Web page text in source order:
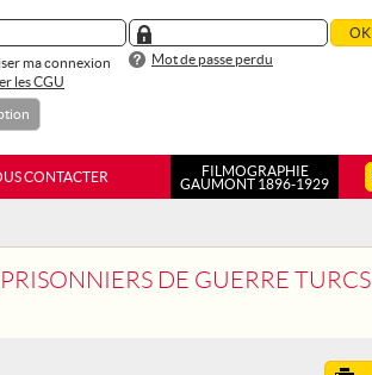
ma connexion
Mot de passe perdu
les CGU
CONTACTER
FILMOGRAPHIE
GAUMONT 1896-1929
DE GUERRE TURCS